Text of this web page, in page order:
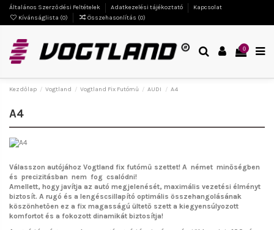
Általános Szerződési Feltételek Adatkezelési tájékoztató
Kapcsolat
Kívánságlista (0) Összehasonlítás (0)
0
Kezdőlap Vogtland Vogtland Fix Futómű AUDI A4
A4
Válasszon autójához Vogtland fix futómű szettet! A német minőségben
és precizitásban nem fog csalódni!
Amellett, hogy javítja az autó megjelenését, maximális vezetési élményt
biztosít. A rugó és a lengéscsillapító optimális összehangolásának
köszönhetően ez a fix magasságú ültető szett a kiegyensúlyozott
komfortot és a fokozott dinamikát biztosítja!